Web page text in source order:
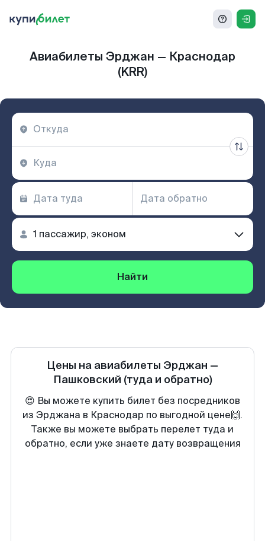
Авиабилеты Эрджан — Краснодар
(KRR)
Найти
Цены на авиабилеты Эрджан —
Пашковский (туда и обратно)
😍 Вы можете купить билет без посредников
из Эрджана в Краснодар по выгодной цене🙌.
Также вы можете выбрать перелет туда и
обратно, если уже знаете дату возвращения